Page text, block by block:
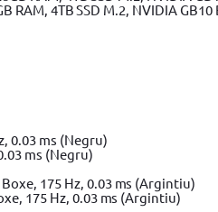
RAM, 4TB SSD M.2, NVIDIA
ms (Negru)
175 Hz, 0.03 ms (Argintiu)